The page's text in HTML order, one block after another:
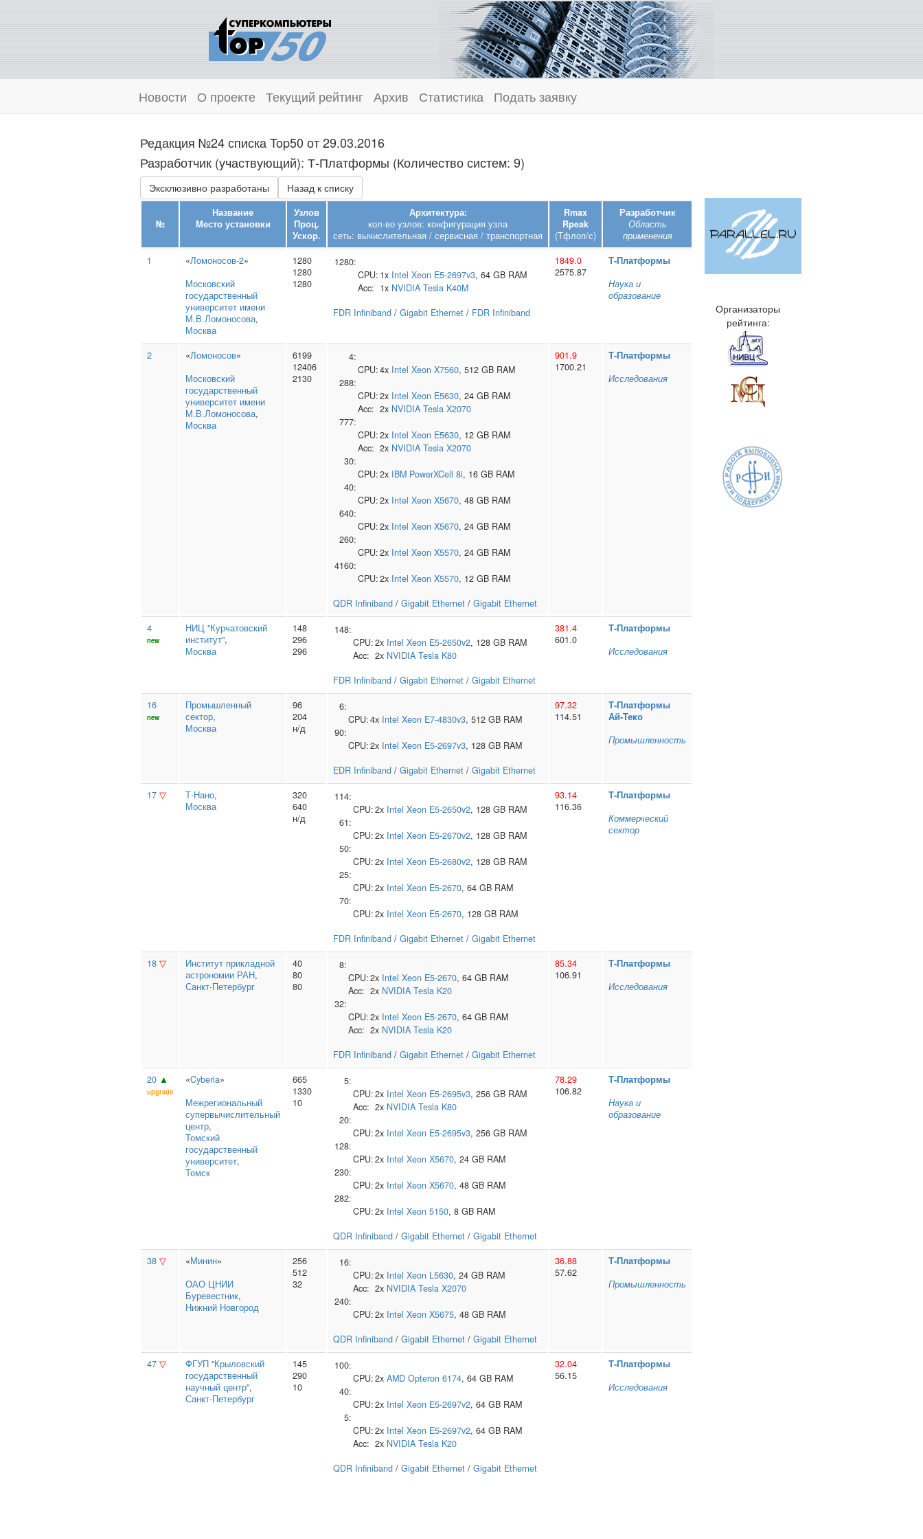
Новости О проекте Текущий рейтинг Архив Статистика Подать заявку
Редакция №24 списка Top50 от 29.03.2016
Разработчик (участвующий): Т‑Платформы (Количество систем: 9)
Эксклюзивно разработаны Назад к списку
№
Название
Место установки
Узлов
Проц.
Ускор.
Архитектура:
кол-во узлов: конфигурация узла
сеть: вычислительная / сервисная / транспортная
Rmax
Rpeak
(Тфлоп/с)
Разработчик
Область
применения
1
«Ломоносов-2»
Московский
государственный
университет имени
М.В.Ломоносова,
Москва
1280
1280
1280
1280:
CPU: 1x Intel Xeon E5-2697v3, 64 GB RAM
Acc: 1x NVIDIA Tesla K40M
FDR Infiniband / Gigabit Ethernet / FDR Infiniband
1849.0
2575.87
Т‑Платформы
Наука и
образование
2 «Ломоносов»
Московский
государственный
университет имени
М.В.Ломоносова,
Москва
6199
12406
2130
4:
CPU:4x Intel Xeon X7560, 512 GB RAM
288:
CPU:2x Intel Xeon E5630, 24 GB RAM
Acc: 2x NVIDIA Tesla X2070
777:
CPU:2x Intel Xeon E5630, 12 GB RAM
Acc: 2x NVIDIA Tesla X2070
30:
CPU:2x IBM PowerXCell 8i, 16 GB RAM
40:
CPU:2x Intel Xeon X5670, 48 GB RAM
640:
CPU:2x Intel Xeon X5670, 24 GB RAM
260:
CPU:2x Intel Xeon X5570, 24 GB RAM
4160:
CPU:2x Intel Xeon X5570, 12 GB RAM
QDR Infiniband / Gigabit Ethernet / Gigabit Ethernet
901.9
1700.21
Т‑Платформы
Исследования
4
new
НИЦ "Курчатовский
институт",
Москва
148
296
296
148:
CPU:2x Intel Xeon E5-2650v2, 128 GB RAM
Acc: 2x NVIDIA Tesla K80
FDR Infiniband / Gigabit Ethernet / Gigabit Ethernet
381.4
601.0
Т‑Платформы
Исследования
16
new
Промышленный
сектор,
Москва
96
204
н/д
6:
CPU:4x Intel Xeon E7-4830v3, 512 GB RAM
90:
CPU:2x Intel Xeon E5-2697v3, 128 GB RAM
EDR Infiniband / Gigabit Ethernet / Gigabit Ethernet
97.32
114.51
Т‑Платформы
Ай‑Теко
Промышленность
17 ▽ Т‑Нано,
Москва
320
640
н/д
114:
CPU:2x Intel Xeon E5-2650v2, 128 GB RAM
61:
CPU:2x Intel Xeon E5-2670v2, 128 GB RAM
50:
CPU:2x Intel Xeon E5-2680v2, 128 GB RAM
25:
CPU:2x Intel Xeon E5-2670, 64 GB RAM
70:
CPU:2x Intel Xeon E5-2670, 128 GB RAM
FDR Infiniband / Gigabit Ethernet / Gigabit Ethernet
93.14
116.36
Т‑Платформы
Коммерческий
сектор
18 ▽
Институт прикладной
астрономии РАН,
Санкт-Петербург
40
80
80
8:
CPU:2x Intel Xeon E5-2670, 64 GB RAM
Acc: 2x NVIDIA Tesla K20
32:
CPU:2x Intel Xeon E5-2670, 64 GB RAM
Acc: 2x NVIDIA Tesla K20
FDR Infiniband / Gigabit Ethernet / Gigabit Ethernet
85.34
106.91
Т‑Платформы
Исследования
20 ▲
upgrade
«Cyberia»
Межрегиональный
супервычислительный
центр,
Томский
государственный
университет,
Томск
665
1330
10
5:
CPU:2x Intel Xeon E5-2695v3, 256 GB RAM
Acc: 2x NVIDIA Tesla K80
20:
CPU:2x Intel Xeon E5-2695v3, 256 GB RAM
128:
CPU:2x Intel Xeon X5670, 24 GB RAM
230:
CPU:2x Intel Xeon X5670, 48 GB RAM
282:
CPU:2x Intel Xeon 5150, 8 GB RAM
QDR Infiniband / Gigabit Ethernet / Gigabit Ethernet
78.29
106.82
Т‑Платформы
Наука и
образование
38 ▽ «Минин»
ОАО ЦНИИ
Буревестник,
Нижний Новгород
256
512
32
16:
CPU:2x Intel Xeon L5630, 24 GB RAM
Acc: 2x NVIDIA Tesla X2070
240:
CPU:2x Intel Xeon X5675, 48 GB RAM
QDR Infiniband / Gigabit Ethernet / Gigabit Ethernet
36.88
57.62
Т‑Платформы
Промышленность
47 ▽
ФГУП "Крыловский
государственный
научный центр",
Санкт-Петербург
145
290
10
100:
CPU:2x AMD Opteron 6174, 64 GB RAM
40:
CPU:2x Intel Xeon E5-2697v2, 64 GB RAM
5:
CPU:2x Intel Xeon E5-2697v2, 64 GB RAM
Acc: 2x NVIDIA Tesla K20
QDR Infiniband / Gigabit Ethernet / Gigabit Ethernet
32.04
56.15
Т‑Платформы
Исследования
Организаторы
рейтинга: